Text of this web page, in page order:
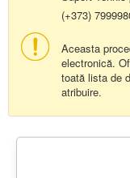
(+373)
Aceasta
electronică.
toată lista de
atribuire.